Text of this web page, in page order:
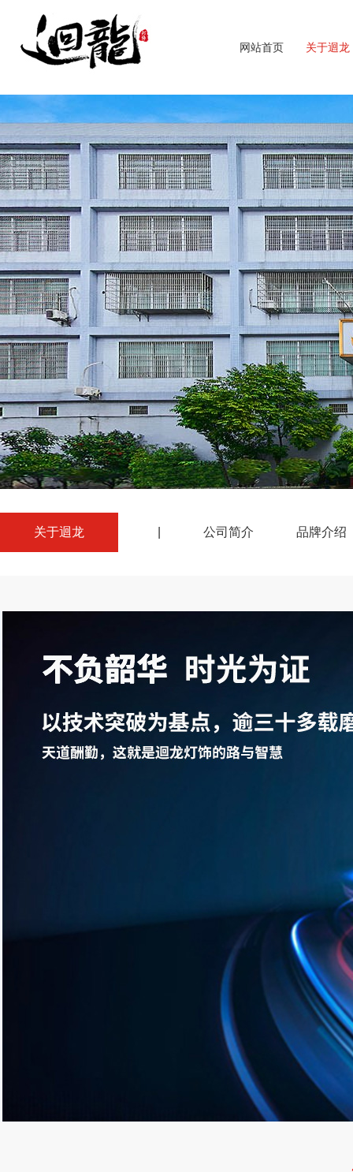
网站首页 关于迴龙
关于迴龙 公司简介 品牌介绍